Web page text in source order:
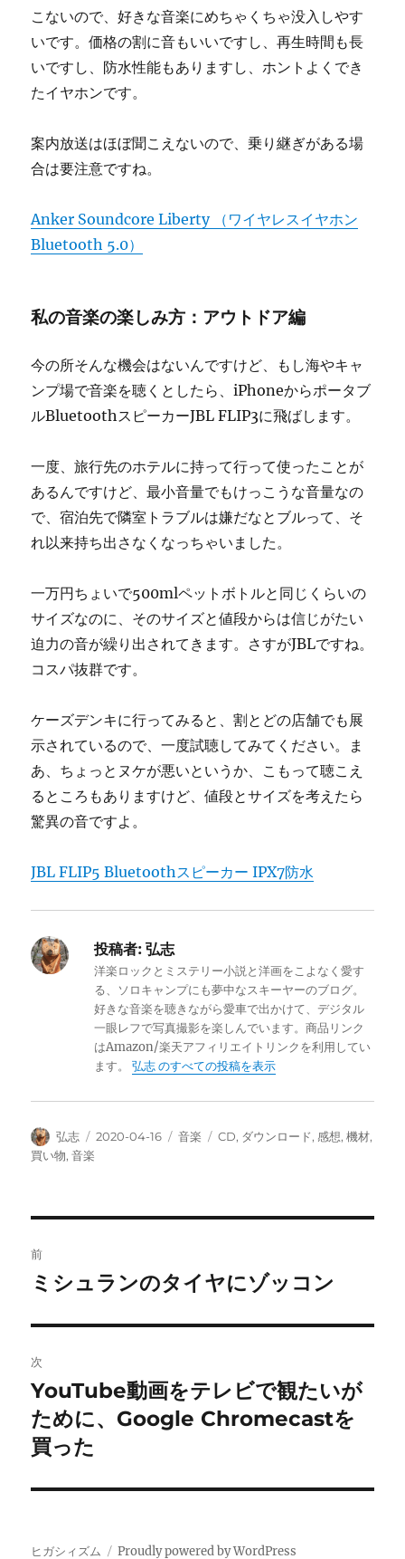
こないので、好きな音楽にめちゃくちゃ没入しやす
いです。価格の割に音もいいですし、再生時間も長
いですし、防水性能もありますし、ホントよくでき
たイヤホンです。
案内放送はほぼ聞こえないので、乗り継ぎがある場
合は要注意ですね。
Anker Soundcore Liberty （ワイヤレスイヤホン
Bluetooth 5.0）
私の音楽の楽しみ方：アウトドア編
今の所そんな機会はないんですけど、もし海やキャ
ンプ場で音楽を聴くとしたら、iPhoneからポータブ
ルBluetoothスピーカーJBL FLIP3に飛ばします。
一度、旅行先のホテルに持って行って使ったことが
あるんですけど、最小音量でもけっこうな音量なの
で、宿泊先で隣室トラブルは嫌だなとブルって、そ
れ以来持ち出さなくなっちゃいました。
一万円ちょいで500mlペットボトルと同じくらいの
サイズなのに、そのサイズと値段からは信じがたい
迫力の音が繰り出されてきます。さすがJBLですね。
コスパ抜群です。
ケーズデンキに行ってみると、割とどの店舗でも展
示されているので、一度試聴してみてください。ま
あ、ちょっとヌケが悪いというか、こもって聴こえ
るところもありますけど、値段とサイズを考えたら
驚異の音ですよ。
JBL FLIP5 Bluetoothスピーカー IPX7防水
投稿者: 弘志
洋楽ロックとミステリー小説と洋画をこよなく愛す
る、ソロキャンプにも夢中なスキーヤーのブログ。
好きな音楽を聴きながら愛車で出かけて、デジタル
一眼レフで写真撮影を楽しんでいます。商品リンク
はAmazon/楽天アフィリエイトリンクを利用してい
ます。弘志 のすべての投稿を表示
投
稿
弘志
投
2020-04-16
カ
音楽
タ
CD, ダウンロード, 感想,機材,
買い物,音楽
稿
ビ
ゲ
ー
シ
ン
前
前
投
稿:
ミシュランのタイヤにゾッコン
次
次
の
投
YouTube動画をテレビで観たいが
ために、Google Chromecastを
買った
ヒガシィズム Proudly powered by WordPress